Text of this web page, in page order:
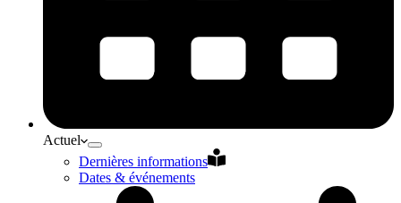
Actuel
Dernières informations
Dates & événements